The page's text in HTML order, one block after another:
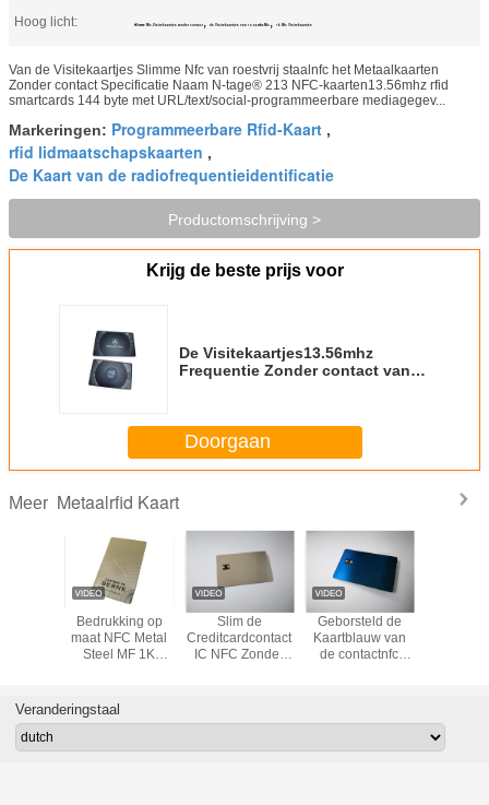
Hoog licht:
Slimme Nfc-Visitekaartjes zonder contact , de Visitekaartjes van 13.56mhz Nfc , 1k Nfc Visitekaartjes
Van de Visitekaartjes Slimme Nfc van roestvrij staalnfc het Metaalkaarten
Zonder contact Specificatie Naam N-tage® 213 NFC-kaarten13.56mhz rfid
smartcards 144 byte met URL/text/social-programmeerbare mediagegev...
Markeringen: Programmeerbare Rfid-Kaart ,
rfid lidmaatschapskaarten ,
De Kaart van de radiofrequentieidentificatie
Productomschrijving >
Krijg de beste prijs voor
De Visitekaartjes13.56mhz
Frequentie Zonder contact van
Doorgaan
Meer Metaalrfid Kaart
Bedrukking op
maat NFC Metal
Steel MF 1K
Slim de
Creditcardcontact
IC NFC Zonder
Geborsteld de
Kaartblauw van
de contactnfc
Portefeuille
Comité
Veranderingstaal